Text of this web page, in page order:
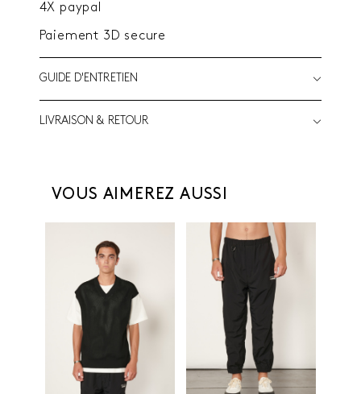
4X paypal
Paiement 3D secure
GUIDE D'ENTRETIEN
LIVRAISON & RETOUR
VOUS AIMEREZ AUSSI